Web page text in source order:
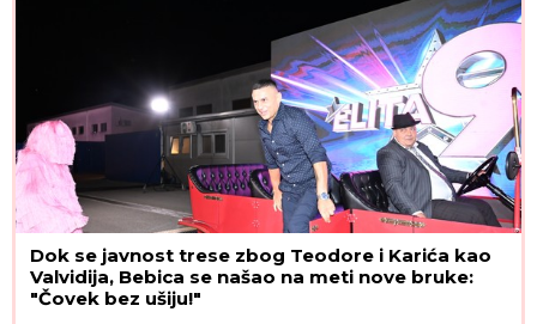
Dok se javnost trese zbog Teodore i Karića kao
Valvidija, Bebica se našao na meti nove bruke:
"Čovek bez ušiju!"